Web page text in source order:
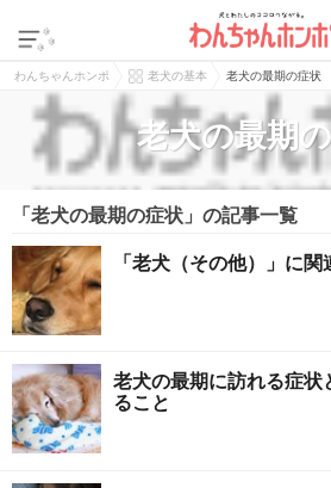
わんちゃんホンポ 老犬の基本 老犬の最期の症状
老犬の最期
「老犬の最期の症状」の記事一覧
「老犬（その他）」に
老犬の最期に訪れる症状
ること